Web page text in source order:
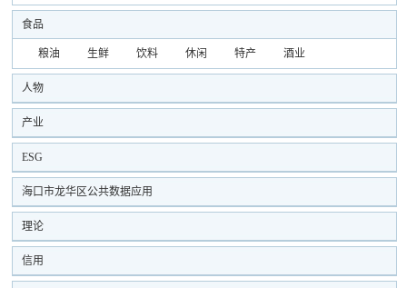
食品
粮油 生鲜 饮料 休闲 特产 酒业
人物
产业
ESG
海口市龙华区公共数据应用
理论
信用